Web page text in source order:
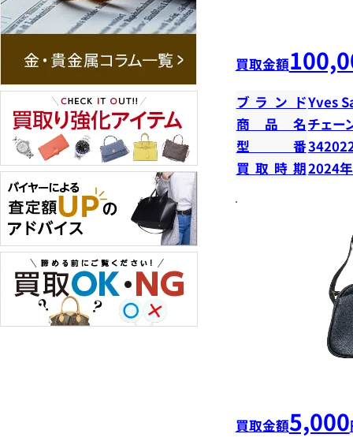
買取金額
ブランドYves
商品名チェー
型番
買取時期2024
買取金額5,000